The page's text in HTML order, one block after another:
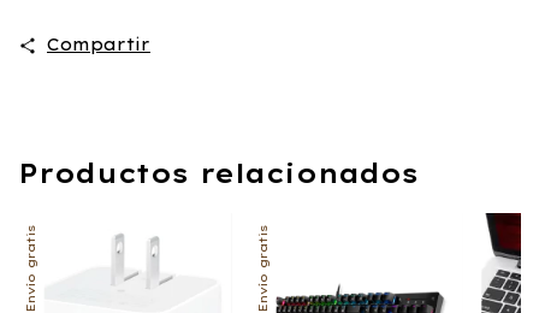
Compartir
Productos relacionados
Envío gratis Envío gratis